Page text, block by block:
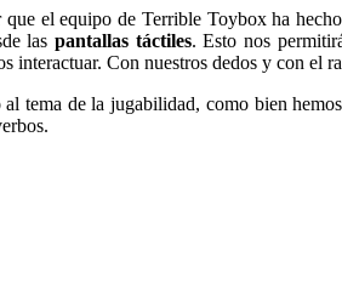
que el equipo de Terrible Toybox ha
laspantallas táctiles. Esto nos
Con nuestros dedos y con el
tema de la jugabilidad, como bien